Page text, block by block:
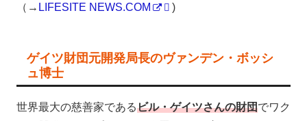
（→ LIFESITE NEWS.COM )
ゲイツ財団元開発局長のヴァンデン・ボッシ
ュ博士
世界最大の慈善家であるビル・ゲイツさんの財団でワク